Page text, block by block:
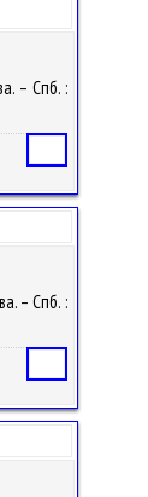
– Спб. :
– Спб. :